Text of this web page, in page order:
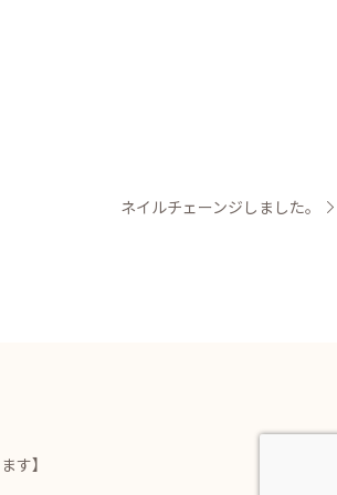
ネイルチェーンジしました。
す】